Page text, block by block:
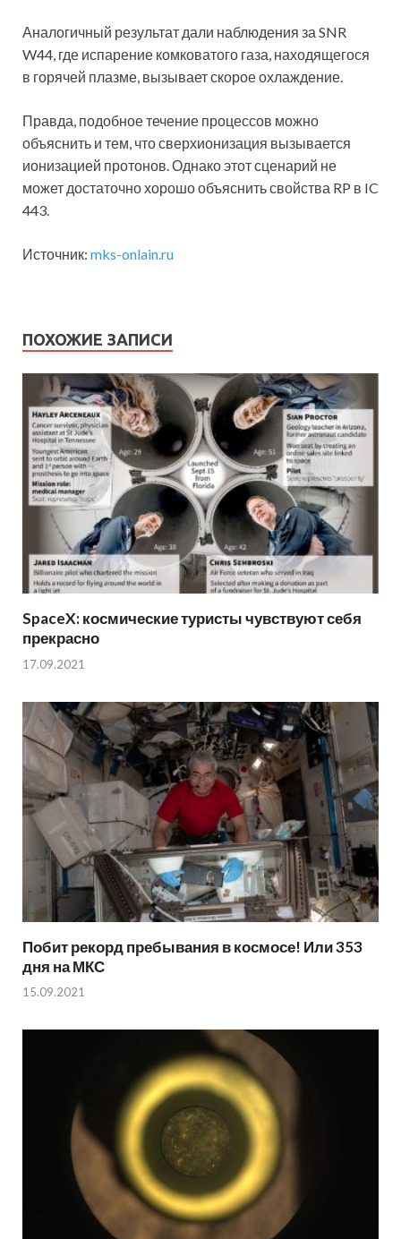
Аналогичный результат дали наблюдения за SNR
W44, где испарение комковатого газа, находящегося
в горячей плазме, вызывает скорое охлаждение.
Правда, подобное течение процессов можно
объяснить и тем, что сверхионизация вызывается
ионизацией протонов. Однако этот сценарий не
может достаточно хорошо объяснить свойства RP в IC
443.
Источник: mks-onlain.ru
ПОХОЖИЕ ЗАПИСИ
SpaceX: космические туристы чувствуют себя
прекрасно
17.09.2021
Побит рекорд пребывания в космосе! Или 353
дня на МКС
15.09.2021